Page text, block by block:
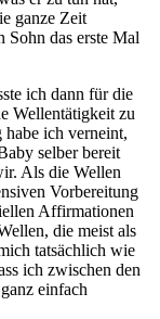
ganze Zeit
Sohn das erste Mal
ich dann für die
Wellentätigkeit zu
ich verneint,
selber bereit
Als die Wellen
Vorbereitung
Affirmationen
die meist als
tatsächlich wie
ich zwischen den
einfach